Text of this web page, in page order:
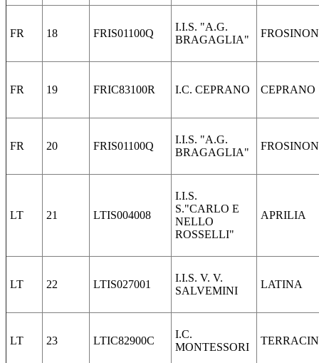
FR 18 FRIS01100Q
I.I.S. "A.G.
BRAGAGLIA"
FR 19 FRIC83100R I.C. CEPRANO CEPRANO
FR 20 FRIS01100Q
I.I.S. "A.G.
BRAGAGLIA"
LT 21 LTIS004008
I.I.S.
S."CARLO E
NELLO
ROSSELLI"
APRILIA
LT 22 LTIS027001
I.I.S. V. V.
SALVEMINI
LATINA
LT 23 LTIC82900C
I.C.
MONTESSORI